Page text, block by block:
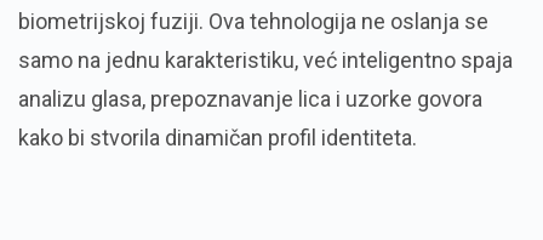
biometrijskoj fuziji. Ova tehnologija ne oslanja se
samo na jednu karakteristiku, već inteligentno spaja
analizu glasa, prepoznavanje lica i uzorke govora
kako bi stvorila dinamičan profil identiteta.